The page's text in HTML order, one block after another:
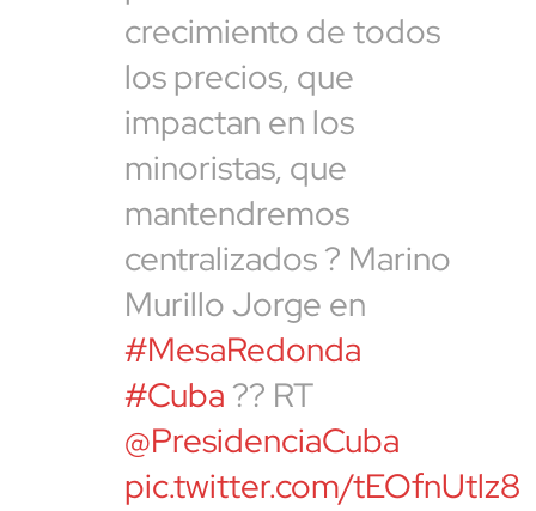
crecimiento de todos
los precios, que
impactan en los
minoristas, que
mantendremos
centralizados ? Marino
Murillo Jorge en
#MesaRedonda
#Cuba ?? RT
@PresidenciaCuba
pic.twitter.com/tEOfnUtlz8